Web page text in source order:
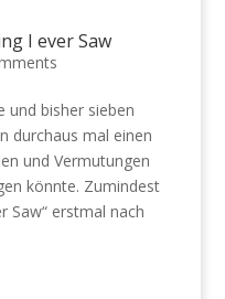
I ever Saw
und bisher sieben
durchaus mal einen
und Vermutungen
könnte. Zumindest
Saw“ erstmal nach